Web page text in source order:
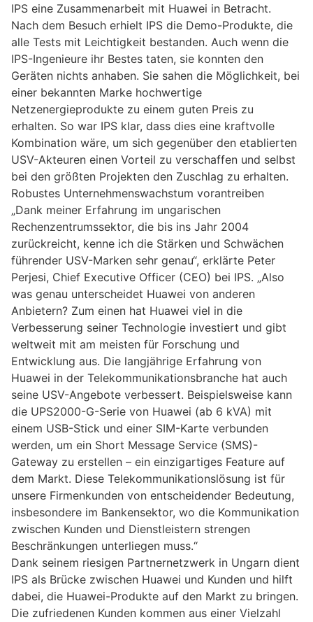
IPS eine Zusammenarbeit mit Huawei in Betracht.
Nach dem Besuch erhielt IPS die Demo-Produkte, die
alle Tests mit Leichtigkeit bestanden. Auch wenn die
IPS-Ingenieure ihr Bestes taten, sie konnten den
Geräten nichts anhaben. Sie sahen die Möglichkeit, bei
einer bekannten Marke hochwertige
Netzenergieprodukte zu einem guten Preis zu
erhalten. So war IPS klar, dass dies eine kraftvolle
Kombination wäre, um sich gegenüber den etablierten
USV-Akteuren einen Vorteil zu verschaffen und selbst
bei den größten Projekten den Zuschlag zu erhalten.
Robustes Unternehmenswachstum vorantreiben
„Dank meiner Erfahrung im ungarischen
Rechenzentrumssektor, die bis ins Jahr 2004
zurückreicht, kenne ich die Stärken und Schwächen
führender USV-Marken sehr genau“, erklärte Peter
Perjesi, Chief Executive Officer (CEO) bei IPS. „Also
was genau unterscheidet Huawei von anderen
Anbietern? Zum einen hat Huawei viel in die
Verbesserung seiner Technologie investiert und gibt
weltweit mit am meisten für Forschung und
Entwicklung aus. Die langjährige Erfahrung von
Huawei in der Telekommunikationsbranche hat auch
seine USV-Angebote verbessert. Beispielsweise kann
die UPS2000-G-Serie von Huawei (ab 6 kVA) mit
einem USB-Stick und einer SIM-Karte verbunden
werden, um ein Short Message Service (SMS)-
Gateway zu erstellen – ein einzigartiges Feature auf
dem Markt. Diese Telekommunikationslösung ist für
unsere Firmenkunden von entscheidender Bedeutung,
insbesondere im Bankensektor, wo die Kommunikation
zwischen Kunden und Dienstleistern strengen
Beschränkungen unterliegen muss.“
Dank seinem riesigen Partnernetzwerk in Ungarn dient
IPS als Brücke zwischen Huawei und Kunden und hilft
dabei, die Huawei-Produkte auf den Markt zu bringen.
Die zufriedenen Kunden kommen aus einer Vielzahl